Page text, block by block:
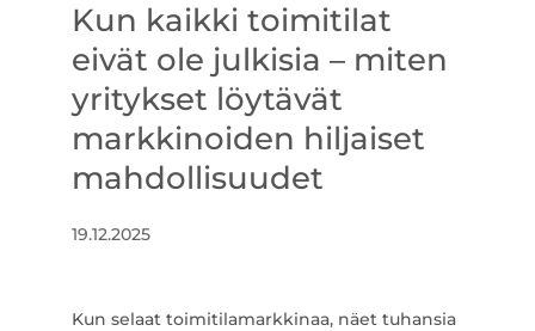
Kun kaikki toimitilat
eivät ole julkisia – miten
yritykset löytävät
markkinoiden hiljaiset
mahdollisuudet
19.12.2025
Kun selaat toimitilamarkkinaa, näet tuhansia